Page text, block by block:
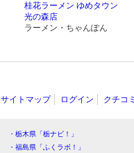
桂花ラーメン ゆめタウン
光の森店
ラーメン・ちゃんぽん
サイトマップ ログイン クチコ
・栃木県「栃ナビ！」
・福島県「ふくラボ！」